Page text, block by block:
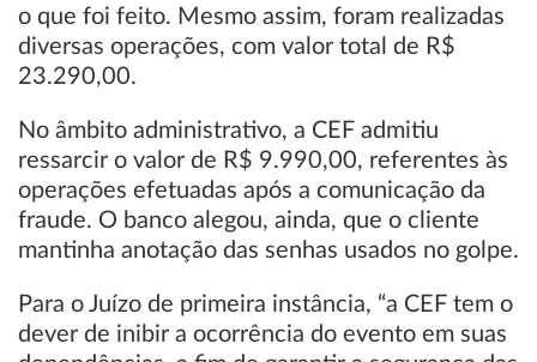
o que foi feito. Mesmo assim, foram realizadas
diversas operações, com valor total de R$
23.290,00.
No âmbito administrativo, a CEF admitiu
ressarcir o valor de R$ 9.990,00, referentes às
operações efetuadas após a comunicação da
fraude. O banco alegou, ainda, que o cliente
mantinha anotação das senhas usados no golpe.
Para o Juízo de primeira instância, “a CEF tem o
dever de inibir a ocorrência do evento em suas